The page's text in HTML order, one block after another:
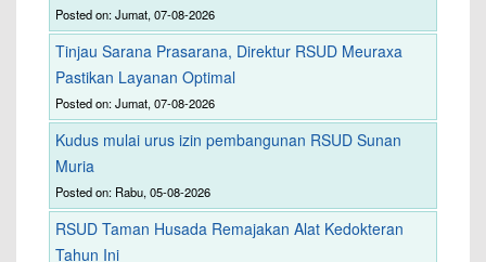
Posted on: Jumat, 07-08-2026
Tinjau Sarana Prasarana, Direktur RSUD Meuraxa
Pastikan Layanan Optimal
Posted on: Jumat, 07-08-2026
Kudus mulai urus izin pembangunan RSUD Sunan
Muria
Posted on: Rabu, 05-08-2026
RSUD Taman Husada Remajakan Alat Kedokteran
Tahun Ini